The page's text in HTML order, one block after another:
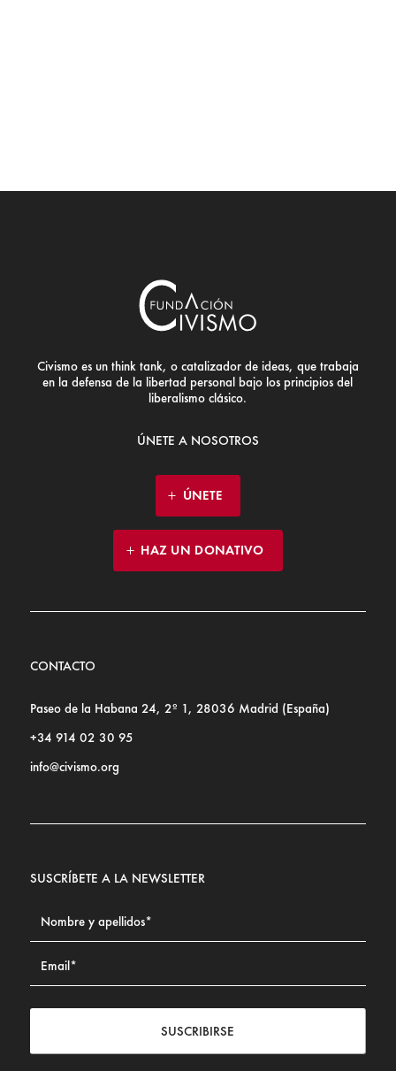
Civismo es un think tank, o catalizador de ideas, que trabaja
en la defensa de la libertad personal bajo los principios del
liberalismo clásico.
ÚNETE A NOSOTROS
ÚNETE
HAZ UN DONATIVO
CONTACTO
Paseo de la Habana 24, 2º 1, 28036 Madrid (España)
+34 914 02 30 95
info@civismo.org
SUSCRÍBETE A LA NEWSLETTER
SUSCRIBIRSE